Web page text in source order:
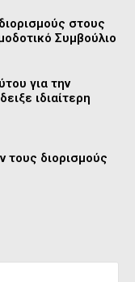
στους
Συμβούλιο
για την
ιδιαίτερη
τους διορισμούς